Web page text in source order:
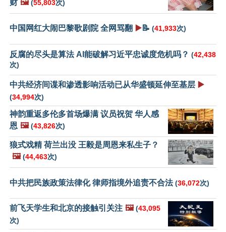
财 🖼️ (55,803次)
中国网红大闹巴黎歌剧院 全网骂翻 ▶️📝 (41,933次)
反腐的尽头是算法 AI能破解习近平忠诚度危机吗？ (42,438
次)
中共经济间谍和渗透影响活动已从华盛顿延伸至基层 ▶️
(34,994次)
神韵重返多伦多首场爆满 议员祝贺 华人感
恩 🖼️ (43,826次)
狼式戏精 荷兰出没 王毅是周恩来私生子？
🖼️ (44,463次)
中共把民族政策法律化 律师指境外追责不合法(36,072次)
前飞天学生和北京的接触引关注 🖼️ (43,095
次)